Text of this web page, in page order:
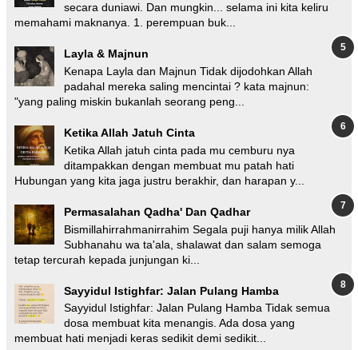
secara duniawi. Dan mungkin... selama ini kita keliru
memahami maknanya. 1. perempuan buk...
Layla & Majnun
Kenapa Layla dan Majnun Tidak dijodohkan Allah
padahal mereka saling mencintai ? kata majnun:
"yang paling miskin bukanlah seorang peng...
Ketika Allah Jatuh Cinta
Ketika Allah jatuh cinta pada mu cemburu nya
ditampakkan dengan membuat mu patah hati
Hubungan yang kita jaga justru berakhir, dan harapan y...
Permasalahan Qadha' Dan Qadhar
Bismillahirrahmanirrahim Segala puji hanya milik Allah
Subhanahu wa ta'ala, shalawat dan salam semoga
tetap tercurah kepada junjungan ki...
Sayyidul Istighfar: Jalan Pulang Hamba
Sayyidul Istighfar: Jalan Pulang Hamba Tidak semua
dosa membuat kita menangis. Ada dosa yang
membuat hati menjadi keras sedikit demi sedikit...